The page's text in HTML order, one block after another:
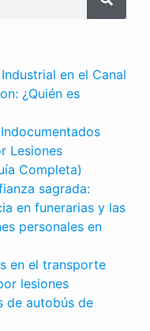
en el Canal
¿Quién es
Lesiones
Completa)
sagrada:
en funerarias y las
personales en
en el transporte
lesiones
de autobús de